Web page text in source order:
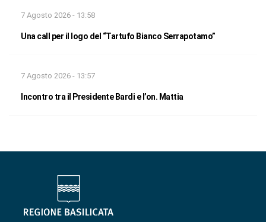
7 Agosto 2026 - 13:58
Una call per il logo del “Tartufo Bianco Serrapotamo”
7 Agosto 2026 - 13:57
Incontro tra il Presidente Bardi e l’on. Mattia